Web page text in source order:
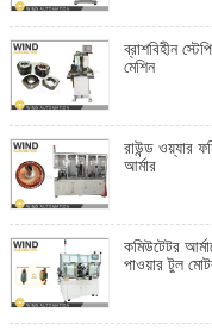
ব্রাশবিহীন
মেশিন
রাউন্ড ওয়্যার
আর্মার
কমিউটেটর
পাওয়ার টুল